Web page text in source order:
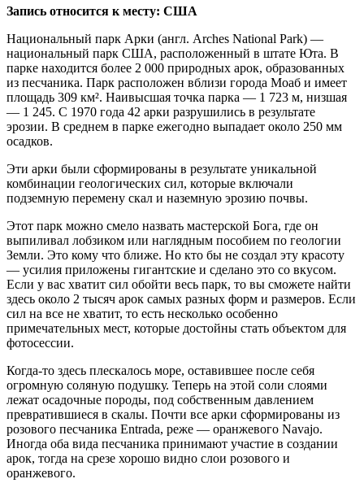
Запись относится к месту: США
Национальный парк Арки (англ. Arches National Park) —
национальный парк США, расположенный в штате Юта. В
парке находится более 2 000 природных арок, образованных
из песчаника. Парк расположен вблизи города Моаб и имеет
площадь 309 км². Наивысшая точка парка — 1 723 м, низшая
— 1 245. С 1970 года 42 арки разрушились в результате
эрозии. В среднем в парке ежегодно выпадает около 250 мм
осадков.
Эти арки были сформированы в результате уникальной
комбинации геологических сил, которые включали
подземную перемену скал и наземную эрозию почвы.
Этот парк можно смело назвать мастерской Бога, где он
выпиливал лобзиком или наглядным пособием по геологии
Земли. Это кому что ближе. Но кто бы не создал эту красоту
— усилия приложены гигантские и сделано это со вкусом.
Если у вас хватит сил обойти весь парк, то вы сможете найти
здесь около 2 тысяч арок самых разных форм и размеров. Если
сил на все не хватит, то есть несколько особенно
примечательных мест, которые достойны стать объектом для
фотосессии.
Когда-то здесь плескалось море, оставившее после себя
огромную соляную подушку. Теперь на этой соли слоями
лежат осадочные породы, под собственным давлением
превратившиеся в скалы. Почти все арки сформированы из
розового песчаника Entrada, реже — оранжевого Navajo.
Иногда оба вида песчаника принимают участие в создании
арок, тогда на срезе хорошо видно слои розового и
оранжевого.